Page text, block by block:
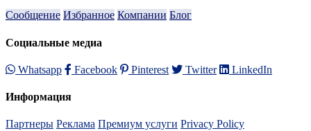
Сообщение Избранное Компании Блог
Социальные медиа
Whatsapp Facebook Pinterest Twitter LinkedIn
Информация
Партнеры Реклама Премиум услуги Privacy Policy